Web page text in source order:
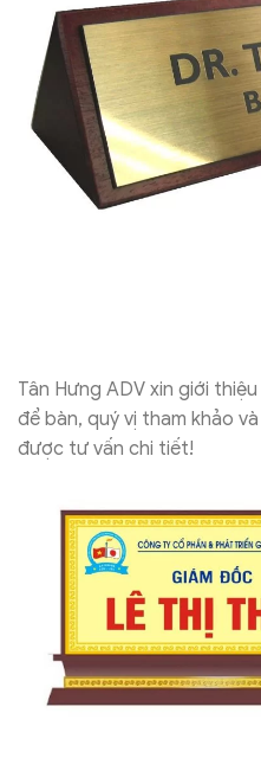
Tân Hưng ADV xin giới
để bàn, quý vị tham khảo
được tư vấn chi tiết!